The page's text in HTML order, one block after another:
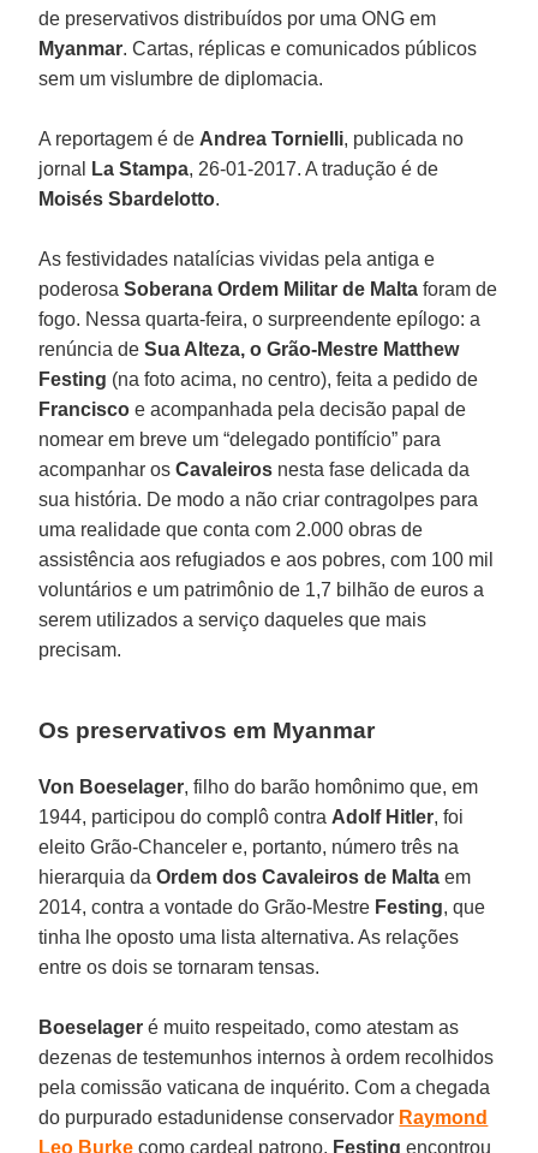
de preservativos distribuídos por uma ONG em
Myanmar. Cartas, réplicas e comunicados públicos
sem um vislumbre de diplomacia.
A reportagem é de Andrea Tornielli, publicada no
jornal
La Stampa, 26-01-2017. A tradução é de
Moisés Sbardelotto.
As festividades natalícias vividas pela antiga e
poderosaSoberana Ordem Militar de Malta foram de
fogo. Nessa quarta-feira, o surpreendente epílogo: a
renúncia deSua Alteza, o Grão-Mestre Matthew
Festing (na foto acima, no centro), feita a pedido de
Francisco e acompanhada pela decisão papal de
nomear em breve um “delegado pontifício” para
acompanhar osCavaleiros nesta fase delicada da
sua história. De modo a não criar contragolpes para
uma realidade que conta com 2.000 obras de
assistência aos refugiados e aos pobres, com 100 mil
voluntários e um patrimônio de 1,7 bilhão de euros a
serem utilizados a serviço daqueles que mais
precisam.
Os preservativos em Myanmar
Von Boeselager, filho do barão homônimo que, em
1944, participou do complô contra Adolf Hitler, foi
eleito Grão-Chanceler e, portanto, número três na
hierarquia daOrdem dos Cavaleiros de Malta em
2014, contra a vontade do Grão-Mestre Festing, que
tinha lhe oposto uma lista alternativa. As relações
entre os dois se tornaram tensas.
Boeselager é muito respeitado, como atestam as
dezenas de testemunhos internos à ordem recolhidos
pela comissão vaticana de inquérito. Com a chegada
do purpurado estadunidense conservador Raymond
Leo Burke como cardeal patrono, Festing encontrou